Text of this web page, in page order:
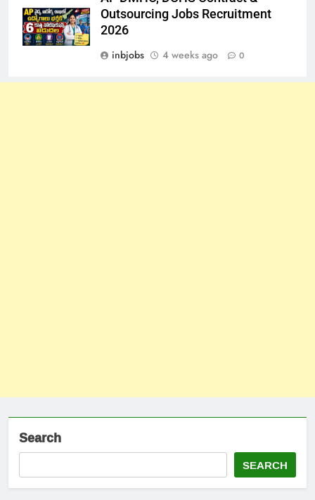
Outsourcing Jobs Recruitment
2026
inbjobs
4 weeks ago 0
Search
SEARCH